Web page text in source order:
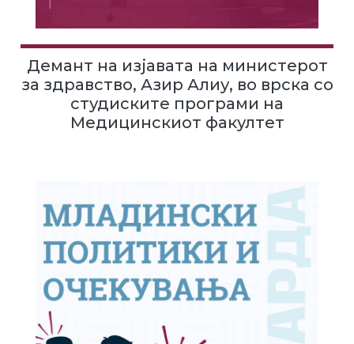
Демант на изјавата на министерот
за здравство, Азир Алиу, во врска со
студиските програми на
Медицинскиот факултет